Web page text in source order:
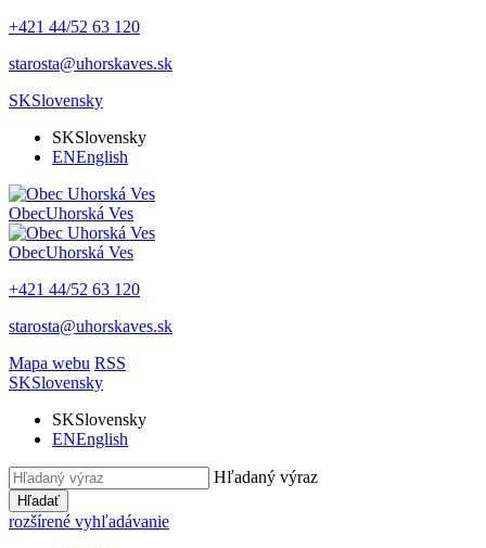
+421 44/52 63 120
starosta@uhorskaves.sk
SKSlovensky
SKSlovensky
ENEnglish
ObecUhorská Ves
ObecUhorská Ves
+421 44/52 63 120
starosta@uhorskaves.sk
Mapa webu RSS
SKSlovensky
SKSlovensky
ENEnglish
Hľadaný výraz
Hľadať
rozšírené vyhľadávanie